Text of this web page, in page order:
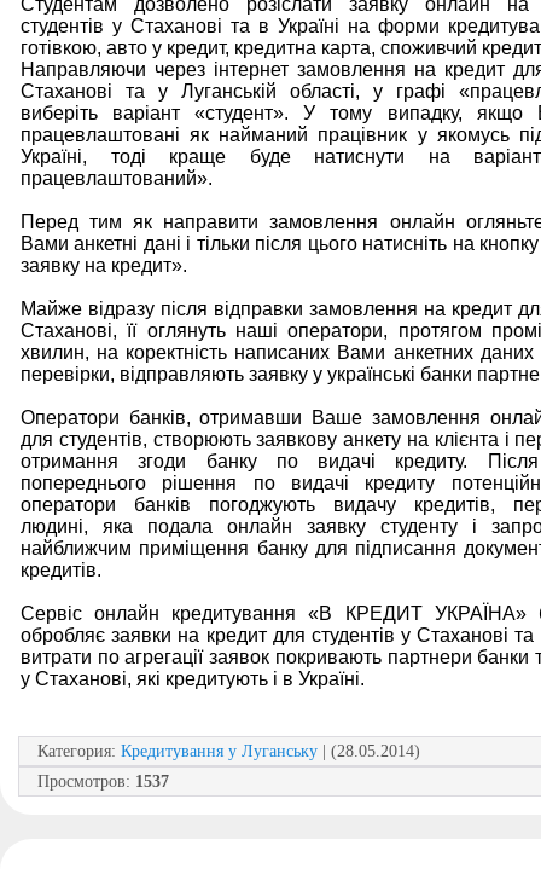
студентів у Стаханові та в Україні на форми
готівкою, авто у кредит, кредитна карта, споживчий
Направляючи через інтернет замовлення на кредит
Стаханові та у Луганській області, у графі
виберіть варіант «студент». У тому випадку, якщо
працевлаштовані як найманий працівник у якомусь
Україні, тоді краще буде натиснути на
працевлаштований».
Перед тим як направити замовлення онлайн огляньте
Вами анкетні дані і тільки після цього натисніть на
заявку на кредит».
Майже відразу після відправки замовлення на кредит
Стаханові, її оглянуть наші оператори, протягом
хвилин, на коректність написаних Вами анкетних даних
перевірки, відправляють заявку у українські банки
Оператори банків, отримавши Ваше замовлення
для студентів, створюють заявкову анкету на клієнта і
отримання згоди банку по видачі кредиту.
попереднього рішення по видачі кредиту
оператори банків погоджують видачу кредитів,
людині, яка подала онлайн заявку студенту і
найближчим приміщення банку для підписання
кредитів.
Сервіс онлайн кредитування «В КРЕДИТ УКРАЇНА»
обробляє заявки на кредит для студентів у Стаханові та
витрати по агрегації заявок покривають партнери банки
у Стаханові, які кредитують і в Україні.
Категория: Кредитування у Луганську | (28.05.2014)
Просмотров: 1537